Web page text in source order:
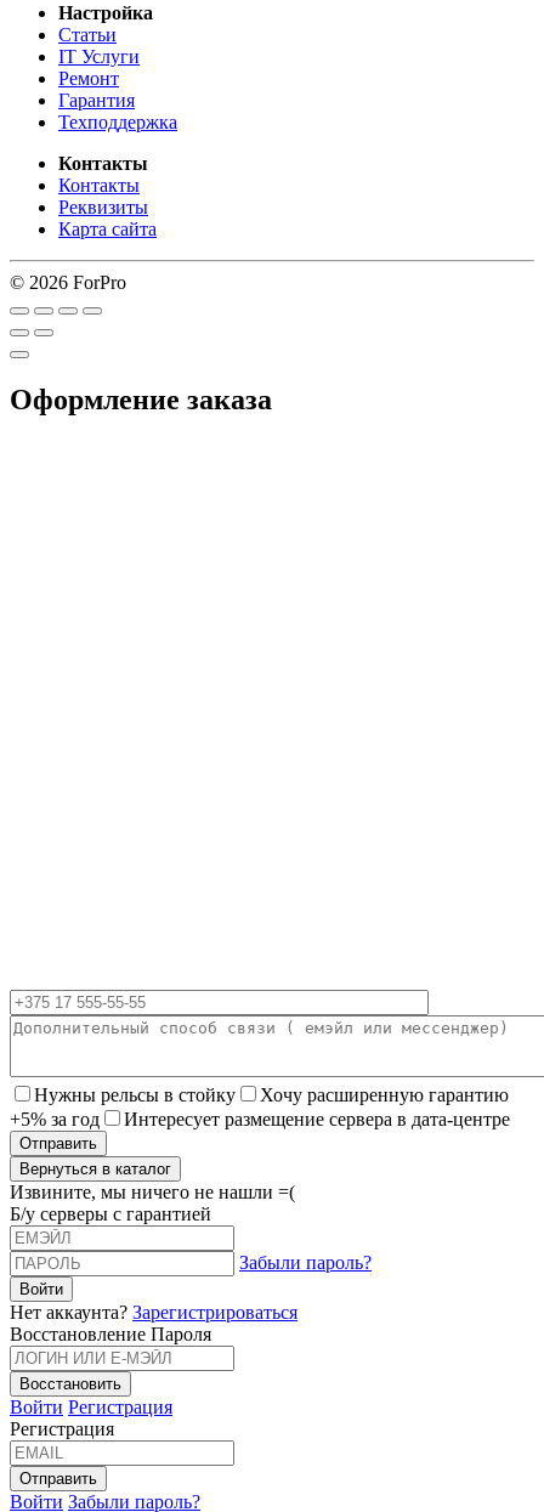
Настройка
Статьи
IT Услуги
Ремонт
Гарантия
Техподдержка
Контакты
Контакты
Реквизиты
Карта сайта
© 2026 ForPro
Оформление заказа
Нужны рельсы в стойку
Хочу расширенную гарантию
+5% за год
Интересует размещение сервера в дата-центре
Вернуться в каталог
Извините, мы ничего не нашли =(
Б/у серверы с гарантией
Забыли пароль?
Нет аккаунта? Зарегистрироваться
Восстановление Пароля
Войти Регистрация
Регистрация
Войти Забыли пароль?